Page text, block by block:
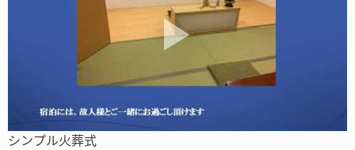
シンプル火葬式